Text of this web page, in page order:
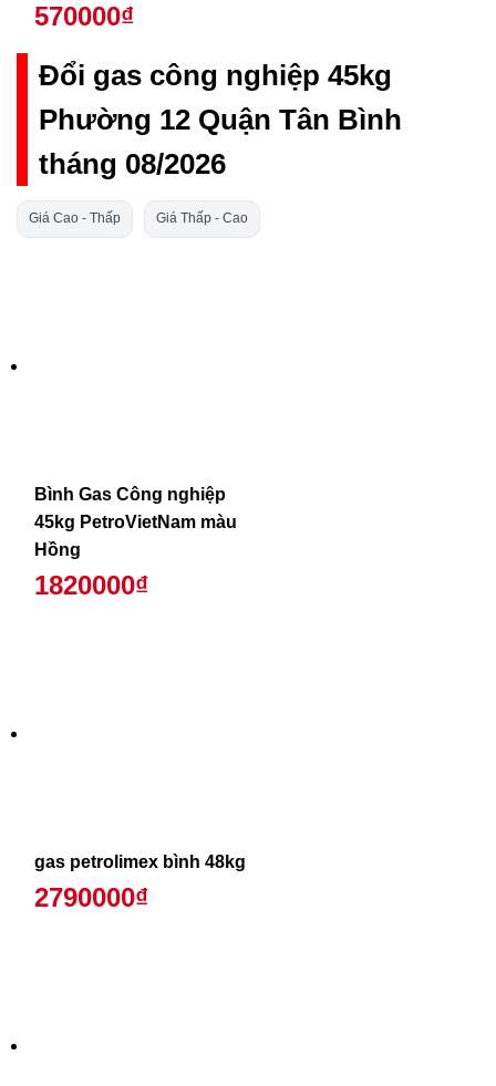
570000₫
Đổi gas công nghiệp 45kg
Phường 12 Quận Tân Bình
tháng 08/2026
Giá Cao - Thấp Giá Thấp - Cao
Bình Gas Công nghiệp
45kg PetroVietNam màu
Hồng
1820000₫
gas petrolimex bình 48kg
2790000₫